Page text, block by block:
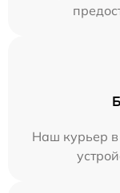
Наш курьер в